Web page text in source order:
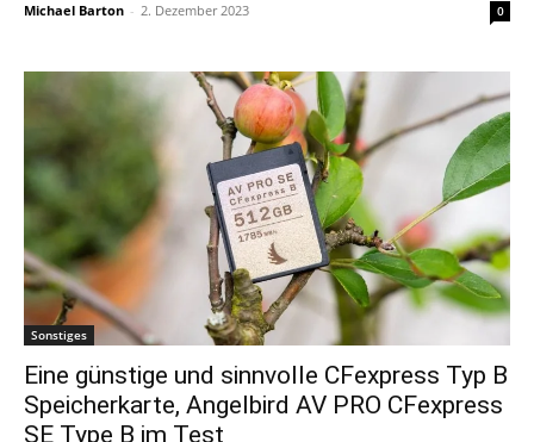
Michael Barton - 2. Dezember 2023 0
Sonstiges
Eine günstige und sinnvolle CFexpress Typ B
Speicherkarte, Angelbird AV PRO CFexpress
SE Type B im Test